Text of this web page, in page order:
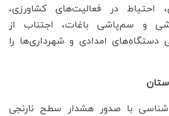
احتیاط در فعالیت‌های کشاورزی،
و سم‌پاشی باغات، اجتناب از
دستگاه‌های امدادی و شهرداری‌ها را
با صدور هشدار سطح نارنجی